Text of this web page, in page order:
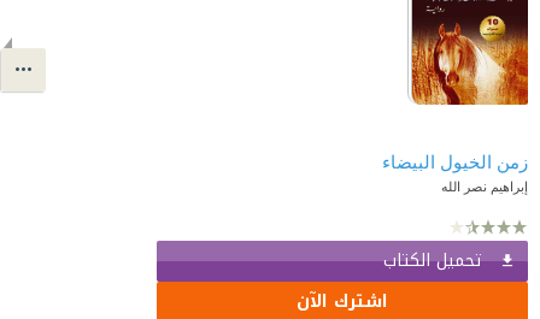
زمن الخيول البيضاء
إبراهيم نصر الله
تحميل الكتاب
اشترك الآن